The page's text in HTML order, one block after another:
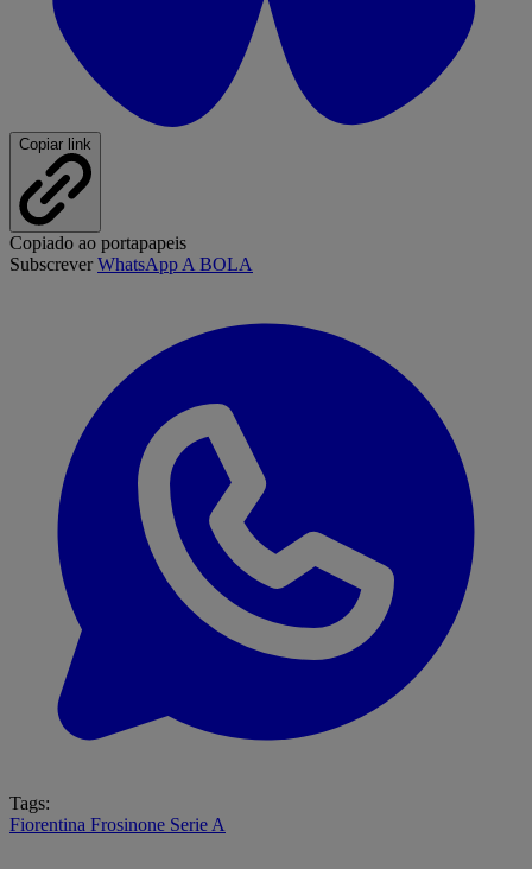
Copiar link
Copiado ao portapapeis
SubscreverWhatsApp A BOLA
Tags:
Fiorentina Frosinone Serie A